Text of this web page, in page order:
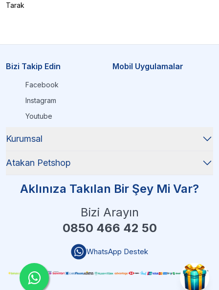
Tarak
Bizi Takip Edin
Facebook
Instagram
Youtube
Mobil Uygulamalar
Kurumsal
Atakan Petshop
Aklınıza Takılan Bir Şey Mi Var?
Bizi Arayın
0850 466 42 50
WhatsApp Destek